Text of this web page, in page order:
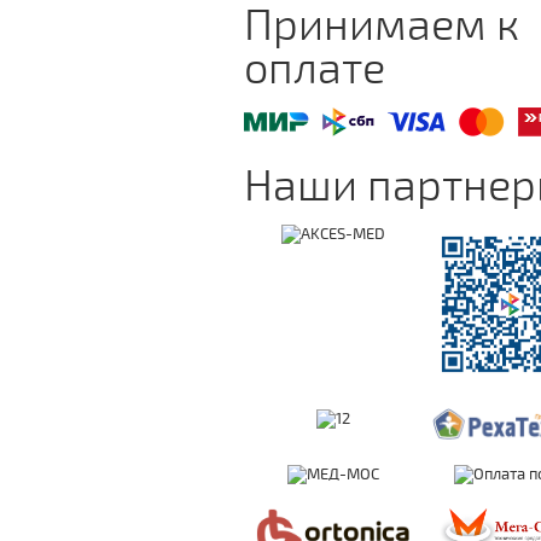
Принимаем к
оплате
Наши